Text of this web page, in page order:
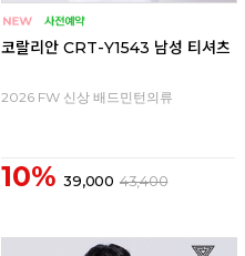
코랄리안 CRT-Y1543 남성 티셔츠
2026 FW 신상 배드민턴의류
10% 39,000 43,400